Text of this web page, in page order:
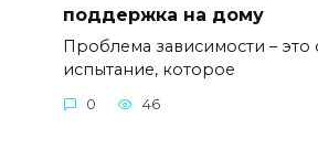
поддержка на дому
Проблема зависимости – это
испытание, которое
0 46